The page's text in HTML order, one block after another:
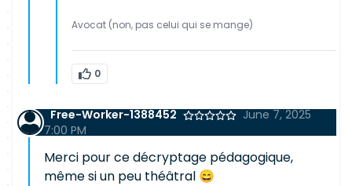
Avocat (non, pas celui qui se mange)
0
Free-Worker-1388452
June 7, 2025
7:00 PM
Merci pour ce décryptage pédagogique,
même si un peu théâtral 😄